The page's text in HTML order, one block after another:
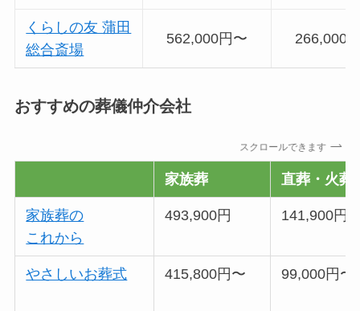
くらしの友 蒲田
総合斎場
562,000円〜 266,000
おすすめの葬儀仲介会社
スクロールできます
家族葬 直葬・火葬
家族葬の
これから
493,900円 141,900円
やさしいお葬式 415,800円〜 99,000円〜